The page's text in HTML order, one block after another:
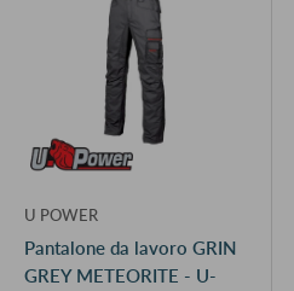
U POWER
Pantalone da lavoro GRIN
GREY METEORITE - U-